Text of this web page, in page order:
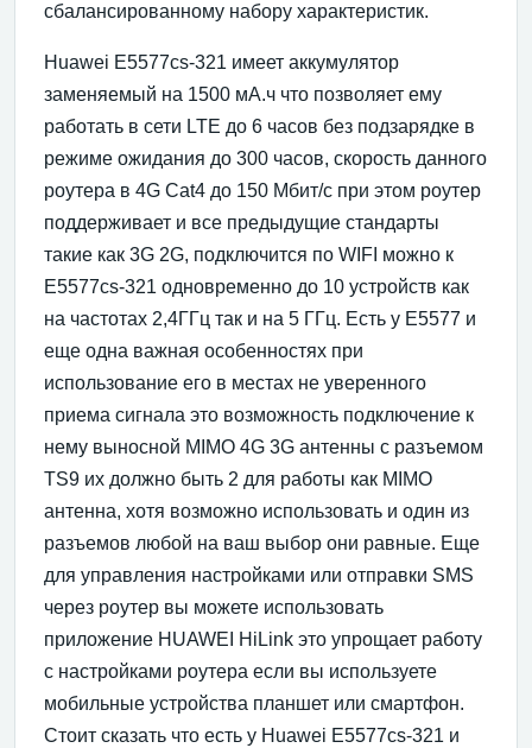
сбалансированному набору характеристик.
Huawei E5577cs-321 имеет аккумулятор
заменяемый на 1500 мА.ч что позволяет ему
работать в сети LTE до 6 часов без подзарядке в
режиме ожидания до 300 часов, скорость данного
роутера в 4G Cat4 до 150 Мбит/с при этом роутер
поддерживает и все предыдущие стандарты
такие как 3G 2G, подключится по WIFI можно к
E5577cs-321 одновременно до 10 устройств как
на частотах 2,4ГГц так и на 5 ГГц. Есть у E5577 и
еще одна важная особенностях при
использование его в местах не уверенного
приема сигнала это возможность подключение к
нему выносной MIMO 4G 3G антенны с разъемом
TS9 их должно быть 2 для работы как MIMO
антенна, хотя возможно использовать и один из
разъемов любой на ваш выбор они равные. Еще
для управления настройками или отправки SMS
через роутер вы можете использовать
приложение HUAWEI HiLink это упрощает работу
с настройками роутера если вы используете
мобильные устройства планшет или смартфон.
Стоит сказать что есть у Huawei E5577cs-321 и